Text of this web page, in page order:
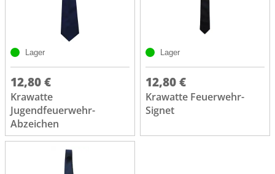
Lager
12,80 €
Krawatte
Jugendfeuerwehr-
Abzeichen
Lager
12,80 €
Krawatte Feuerwehr-
Signet